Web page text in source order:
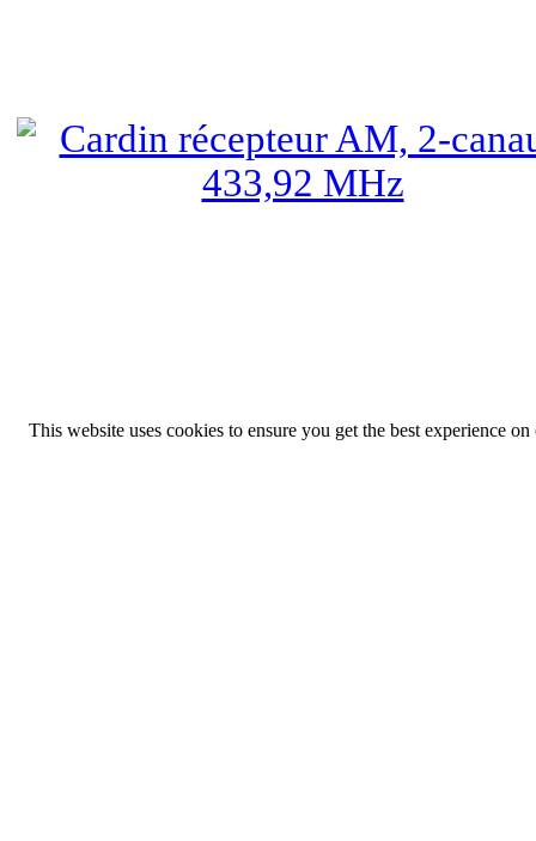
This website uses cookies to ensure you get the best experience